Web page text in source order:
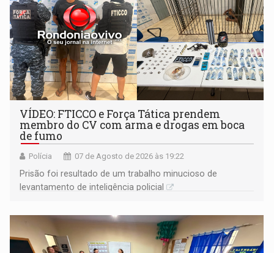
VÍDEO: FTICCO e Força Tática prendem
membro do CV com arma e drogas em boca
de fumo
Polícia 07 de Agosto de 2026 às 19:22
Prisão foi resultado de um trabalho minucioso de
levantamento de inteligência policial